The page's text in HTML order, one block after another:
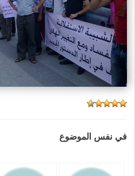
في نفس الموضوع